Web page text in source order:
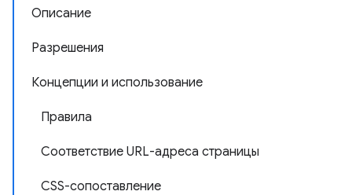
Описание
Разрешения
Концепции и использование
Правила
Соответствие URL-адреса страницы
CSS-сопоставление